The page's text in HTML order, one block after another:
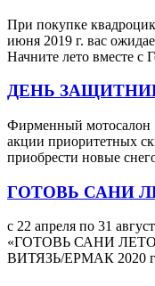
При покупке
июня 2019 г. вас
Начните лето вместе с
ДЕНЬ
Фирменный мотосалон
акции приоритетных
приобрести новые
ГОТОВЬ САНИ
с 22 апреля по 31
«ГОТОВЬ САНИ
ВИТЯЗЬ/ЕРМАК 2020